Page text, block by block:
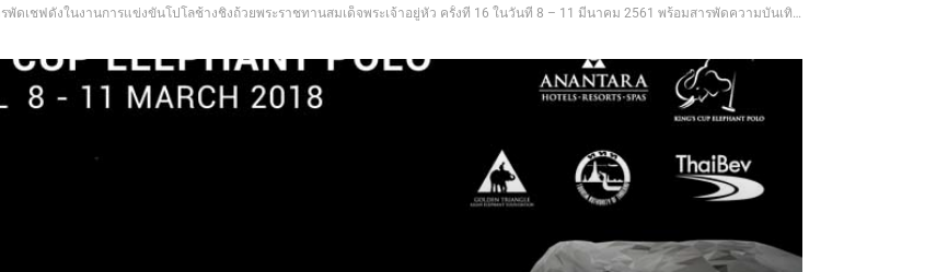
งในงานการแข่งขันโปโลช้างชิงถ้วยพระราชทานสมเด็จพระเจ้าอยู่หัว ครั้งที่ 16 ในวันที่ 8 – 11 มีนาคม 2561 พร้อมสารพัดความบันเทิงมากมาย ช่วยช้างช่วยสังคม